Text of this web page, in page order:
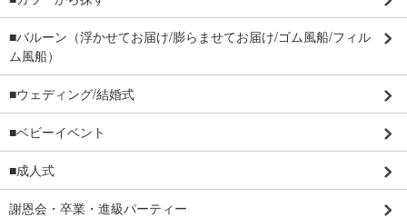
■バルーン（浮かせてお届け/膨らませてお届け/ゴム風船/フィル
ム風船）
■ウェディング/結婚式
■ベビーイベント
■成人式
謝恩会・卒業・進級パーティー